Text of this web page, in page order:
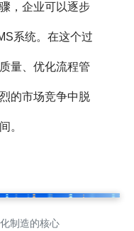
，企业可以逐步
系统。在这个过
量、优化流程管
的市场竞争中脱
。
制造的核心